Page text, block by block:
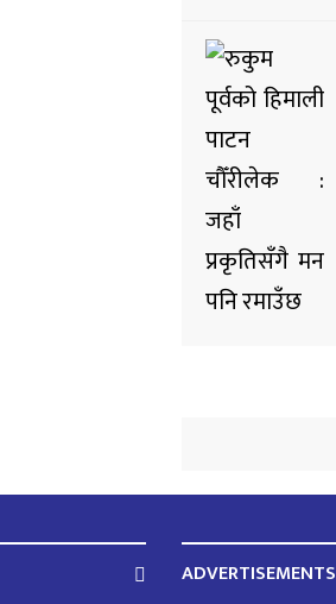
ADVERTISEMENTS